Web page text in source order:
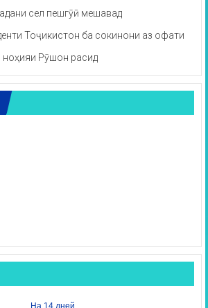
сел пешгӯӣ мешавад
Тоҷикистон ба сокинони аз офати
ноҳияи Рӯшон расид